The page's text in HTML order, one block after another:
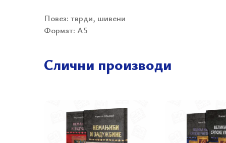
Повез: тврди, шивени
Формат: А5
Слични производи